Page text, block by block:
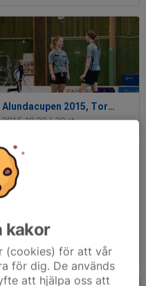
Alundacupen 2015, Torsdag 29/10, Gimo Sph
2015-10-29 | 39 st
2015-10-28 | 65 st
kakor
(cookies) för att vår
för dig. De används
att hjälpa oss att